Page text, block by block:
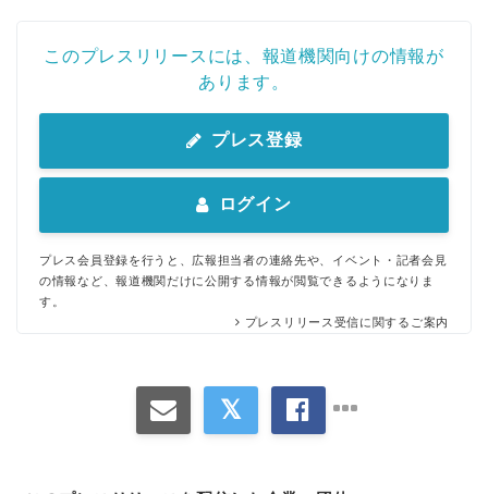
このプレスリリースには、報道機関向けの情報が
あります。
プレス登録
ログイン
プレス会員登録を行うと、広報担当者の連絡先や、イベント・記者会見
の情報など、報道機関だけに公開する情報が閲覧できるようになりま
す。
プレスリリース受信に関するご案内